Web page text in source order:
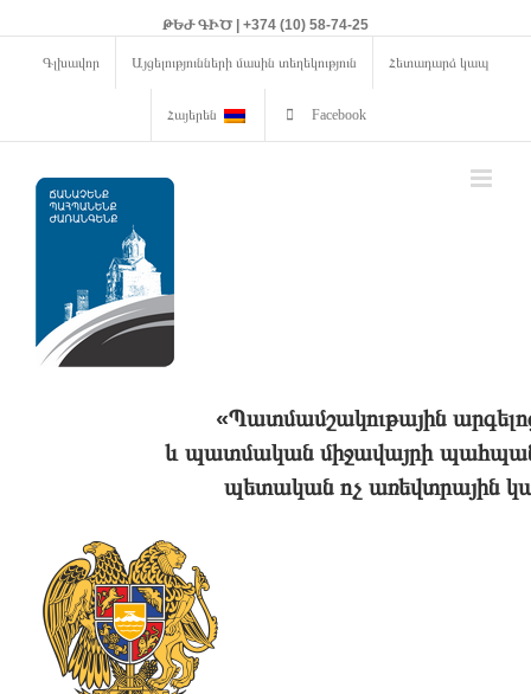
ԹԵԺ ԳԻԾ | +374 (10) 58-74-25
Գլխավոր Այցելությունների մասին տեղեկություն Հետադարձ կապ
Հայերեն Facebook
«Պատմամշակութային
և պատմական միջավայրի
պետական ոչ առեվտրային